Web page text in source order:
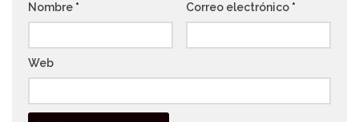
Nombre * Correo electrónico *
Web